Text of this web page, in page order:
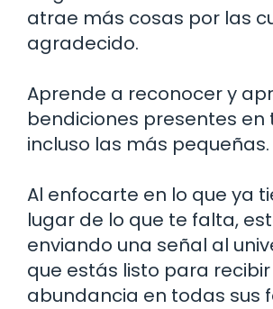
atrae más cosas por las
agradecido.
Aprende a reconocer y
bendiciones presentes en
incluso las más pequeñas.
Al enfocarte en lo que ya
lugar de lo que te falta,
enviando una señal al
que estás listo para
abundancia en todas sus